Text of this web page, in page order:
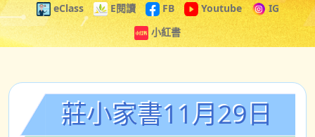
eClass E閱讀 FB Youtube
IG
小紅書
莊小家書11月29日